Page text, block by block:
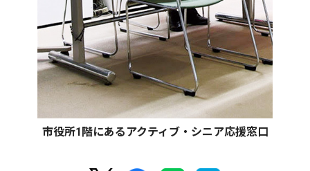
市役所1階にあるアクティブ・シニア応援窓口